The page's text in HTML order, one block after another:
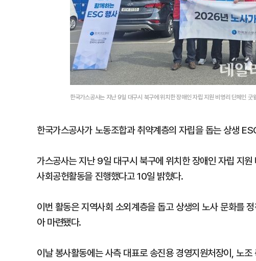
한국가스공사는 지난 9일 대구시 북구에 위치한 장애인 자립 지원 비영리 단체인
한국가스공사가 노동조합과 취약계층의 자립을 돕는 상생
가스공사는 지난 9일 대구시 북구에 위치한 장애인 자립 지
사회공헌활동을 진행했다고 10일 밝혔다.
이번 활동은 지역사회 소외계층을 돕고 상생의 노사 문화를
아 마련됐다.
이날 봉사활동에는 사측 대표로 송진용 경영지원처장이, 노